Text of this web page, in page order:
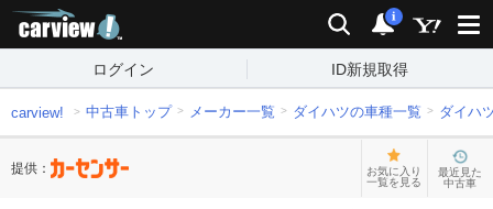
検索 通知
i
ログイン ID新規取得
carview! 中古車トップ メーカー一覧 ダイハツの車種一覧 ダイハ
提供：
お気に入り
一覧を見る
最近見た
中古車